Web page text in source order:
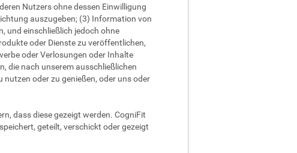
Nutzers ohne dessen Einwilligung
auszugeben; (3) Information von
und einschließlich jedoch ohne
oder Dienste zu veröffentlichen,
oder Verlosungen oder Inhalte
die nach unserem ausschließlichen
oder zu genießen, oder uns oder
dass diese gezeigt werden. CogniFit
geteilt, verschickt oder gezeigt